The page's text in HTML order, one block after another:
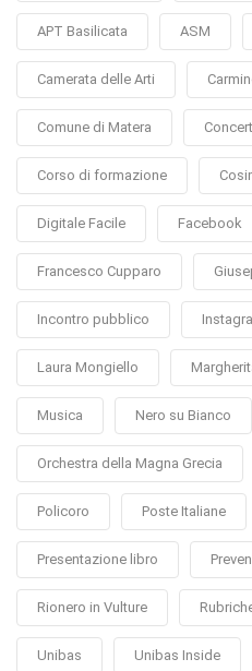
APT Basilicata ASM
Camerata delle Arti
Comune di Matera
Corso di formazione
Digitale Facile Facebook
Francesco Cupparo
Incontro pubblico
Laura Mongiello
Musica Nero su Bianco
Orchestra della Magna Grecia
Policoro Poste Italiane
Presentazione libro
Rionero in Vulture
Unibas Unibas Inside